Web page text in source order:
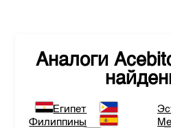
Аналоги
Египет
Филиппины